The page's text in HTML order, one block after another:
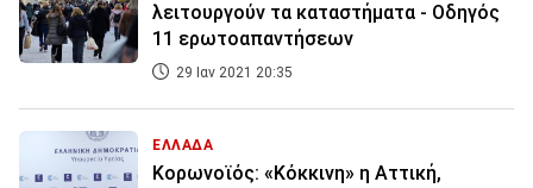
λειτουργούν τα καταστήματα - Οδηγός
11 ερωτοαπαντήσεων
29 Ιαν 2021 20:35
ΕΛΛΑΔΑ
Κορωνοϊός: «Κόκκινη» η Αττική,